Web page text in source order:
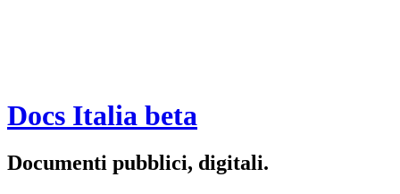
Docs Italia beta
Documenti pubblici, digitali.